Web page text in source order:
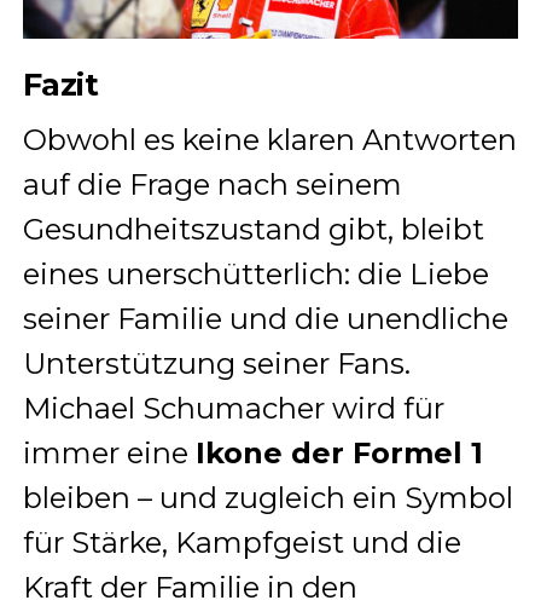
Fazit
Obwohl es keine klaren Antworten
auf die Frage nach seinem
Gesundheitszustand gibt, bleibt
eines unerschütterlich: die Liebe
seiner Familie und die unendliche
Unterstützung seiner Fans.
Michael Schumacher wird für
immer eine Ikone der Formel 1
bleiben – und zugleich ein Symbol
für Stärke, Kampfgeist und die
Kraft der Familie in den